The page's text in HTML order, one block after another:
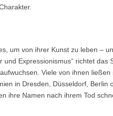
um von ihrer Kunst zu leben –
Expressionismus“ richtet das
Viele von ihnen ließen
in Dresden, Düsseldorf, Berlin
ihre Namen nach ihrem Tod